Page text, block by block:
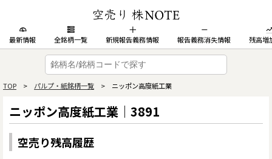
最新情報 全銘柄一覧 新規報告義務情報 報告義務消失情報 残高増
TOP > パルプ・紙銘柄一覧 > ニッポン高度紙工業
ニッポン高度紙工業｜3891
空売り残高履歴